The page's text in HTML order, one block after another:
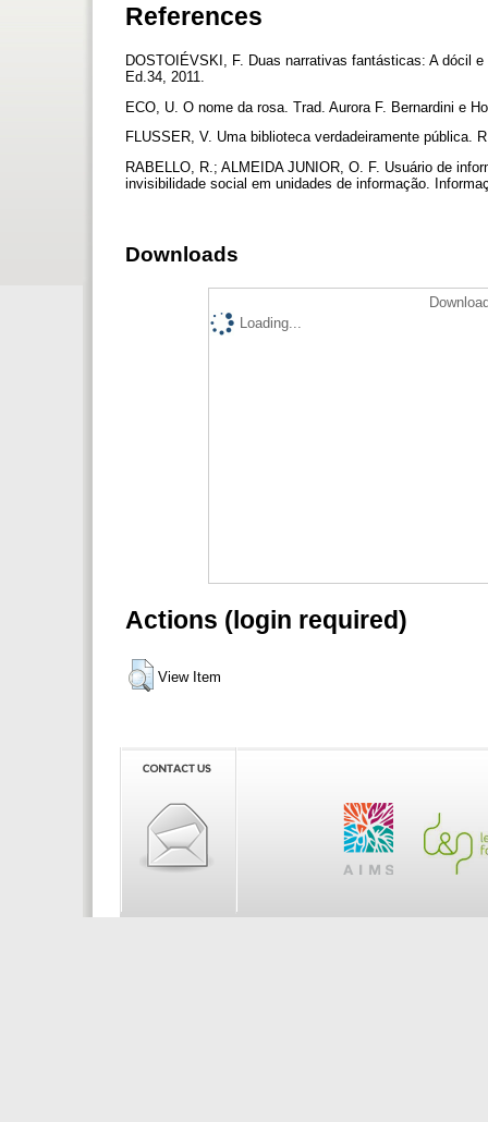
References
DOSTOIÉVSKI, F. Duas narrativas fantásticas: A dócil
Ed.34, 2011.
ECO, U. O nome da rosa. Trad. Aurora F. Bernardini e
FLUSSER, V. Uma biblioteca verdadeiramente
RABELLO, R.; ALMEIDA JUNIOR, O. F. Usuário de
invisibilidade social em unidades de informação.
Downloads
Loading...
Actions (login required)
View Item